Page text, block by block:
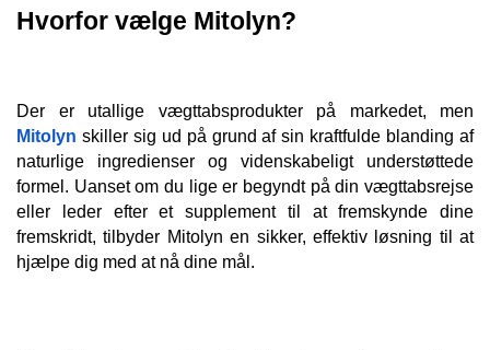
Hvorfor vælge Mitolyn?
Mitolyn skiller sig ud på grund af sin kraftfulde blanding af
naturlige ingredienser og videnskabeligt understøttede
formel. Uanset om du lige er begyndt på din vægttabsrejse
eller leder efter et supplement til at fremskynde dine
fremskridt, tilbyder Mitolyn en sikker, effektiv løsning til at
hjælpe dig med at nå dine mål.